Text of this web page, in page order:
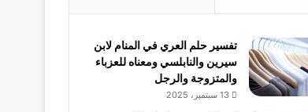
تفسير حلم العري في المنام لابن
سيرين والنابلسي ومعناه للعزباء
والمتزوجة والرجل
13 سبتمبر، 2025